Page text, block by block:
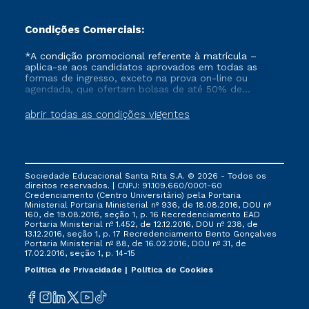
Condições Comerciais:
abrir todas as condições vigentes
*A condição promocional referente à matrícula –
aplica-se aos candidatos aprovados em todas as
formas de ingresso, exceto na prova on-line ou
agendada, que ofertam bolsas de até 50% de
que ainda não tenham efetivado e/ou não tenham
cancelado ou trancado sua matrícula em uma das
FIES, Prouni e outros programas governamentais, e
não se acumula com nenhuma outra campanha
ofertada pela Instituição.
Sociedade Educacional Santa Rita S.A. © 2026 - Todos os
direitos reservados. | CNPJ: 91.109.660/0001-60
Credenciamento (Centro Universitário) pela Portaria
Ministerial Portaria Ministerial nº 936, de 18.08.2016, DOU nº
160, de 19.08.2016, seção 1, p. 16 Recredenciamento EAD
Portaria Ministerial nº 1.452, de 12.12.2016, DOU nº 238, de
13.12.2016, seção 1, p. 17 Recredenciamento Bento Gonçalves
Portaria Ministerial nº 88, de 16.02.2016, DOU nº 31, de
17.02.2016, seção 1, p. 14-15
Política de Privacidade
Política de Cookies